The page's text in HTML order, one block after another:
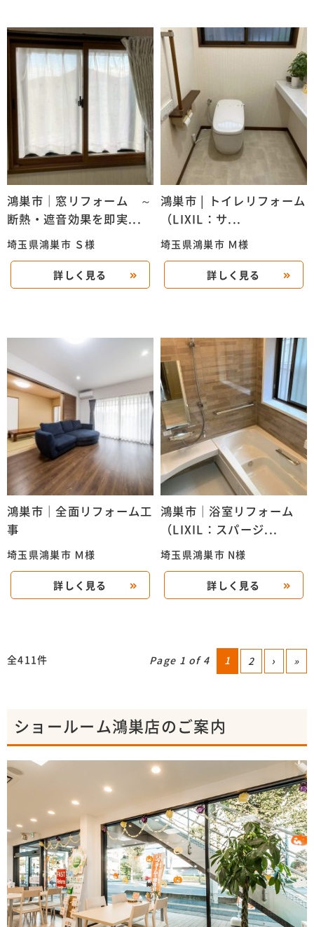
鴻巣市｜窓リフォーム ～
断熱・遮音効果を即実...
埼玉県鴻巣市 Ｓ様
詳しく見る
鴻巣市 | トイレリフォーム
（LIXIL：サ...
埼玉県鴻巣市 Ｍ様
詳しく見る
鴻巣市｜全面リフォーム工
事
埼玉県鴻巣市 Ｍ様
詳しく見る
鴻巣市｜浴室リフォーム
（LIXIL：スパージ...
埼玉県鴻巣市 N様
詳しく見る
全411件 Page 1 of 4 1 2 › »
ショールーム鴻巣店のご案内